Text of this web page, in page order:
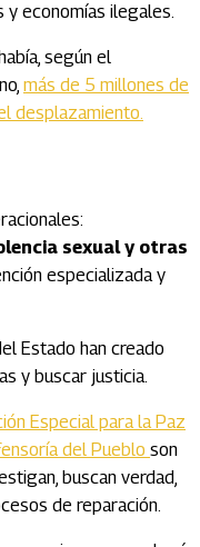
y economías ilegales.
según el
más de 5 millones de
desplazamiento.
sexual y otras
especializada y
Estado han creado
y buscar justicia.
Especial para la Paz
del Pueblo son
buscan verdad,
de reparación.